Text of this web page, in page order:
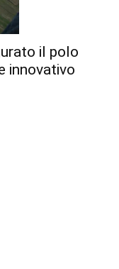
il polo
innovativo